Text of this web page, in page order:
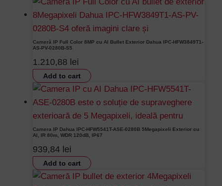
Cameră IP Full Color 8MP cu AI Bullet Exterior Dahua IPC-HFW3849T1-
AS-PV-0280B-S5
1.210,88 lei
Add to cart
Camera IP Dahua IPC-HFW5541T-ASE-0280B 5Megapixeli Exterior cu
AI, IR 80m, WDR 120dB, IP67
939,84 lei
Add to cart